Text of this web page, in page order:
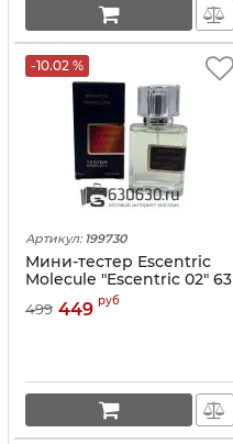
-10.02 %
Артикул: 199730
Мини-тестер Escentric
Molecule "Escentric 02" 63
499 449 руб